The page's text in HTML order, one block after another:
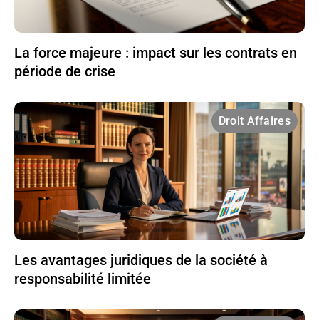
La force majeure : impact sur les contrats en
période de crise
Droit Affaires
Les avantages juridiques de la société à
responsabilité limitée